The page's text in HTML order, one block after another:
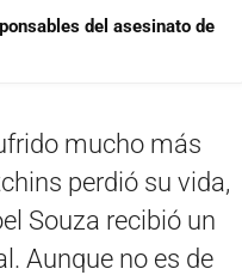
del asesinato de
mucho más
perdió su vida,
Souza recibió un
Aunque no es de